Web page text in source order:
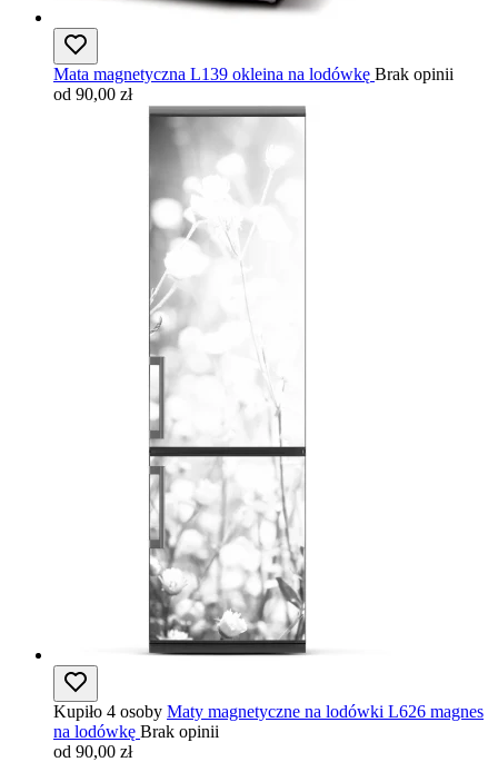
Mata magnetyczna L139 okleina na lodówkę Brak opinii
od 90,00 zł
Kupiło 4 osoby Maty magnetyczne na lodówki L626 magnes
na lodówkę Brak opinii
od 90,00 zł